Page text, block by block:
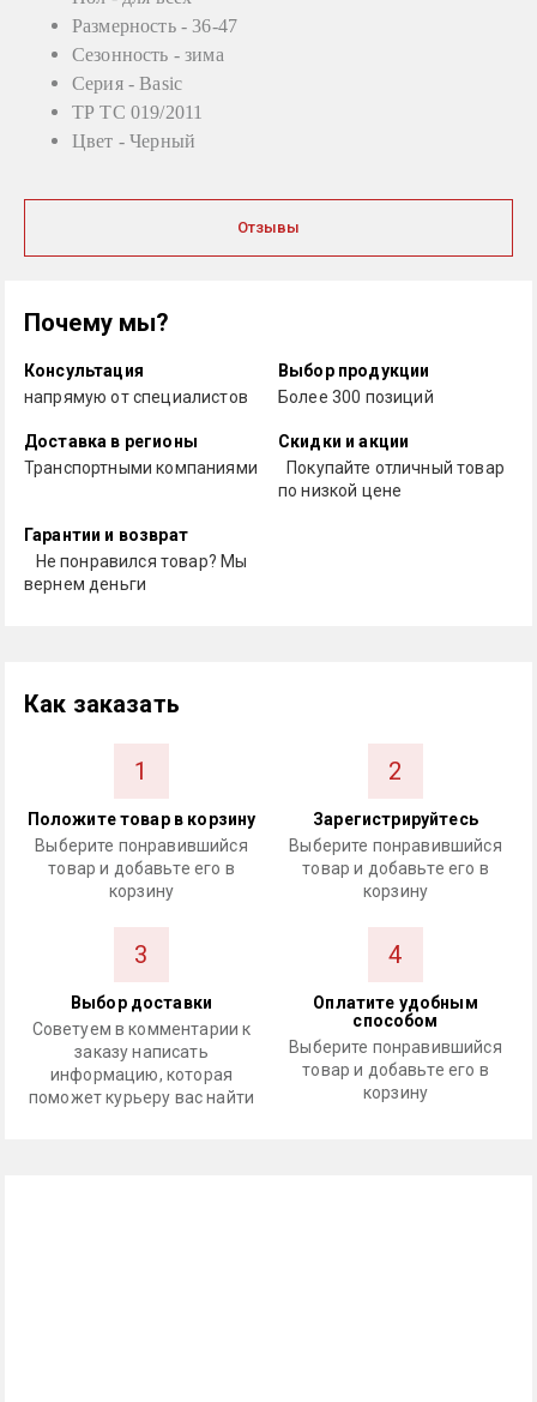
Размерность -36-47
Сезонность -зима
Серия -Basic
ТР ТС 019/2011
Цвет -Черный
Отзывы
Почему мы?
Консультация
напрямую от специалистов
Выбор продукции
Более 300 позиций
Доставка в регионы
Транспортными компаниями
Скидки и акции
Покупайте отличный товар
по низкой цене
Гарантии и возврат
Не понравился товар? Мы
вернем деньги
Как заказать
1
Положите товар в корзину
Выберите понравившийся
товар и добавьте его в
корзину
2
Зарегистрируйтесь
Выберите понравившийся
товар и добавьте его в
корзину
3
Выбор доставки
Советуем в комментарии к
заказу написать
информацию, которая
поможет курьеру вас найти
4
Оплатите удобным
способом
Выберите понравившийся
товар и добавьте его в
корзину